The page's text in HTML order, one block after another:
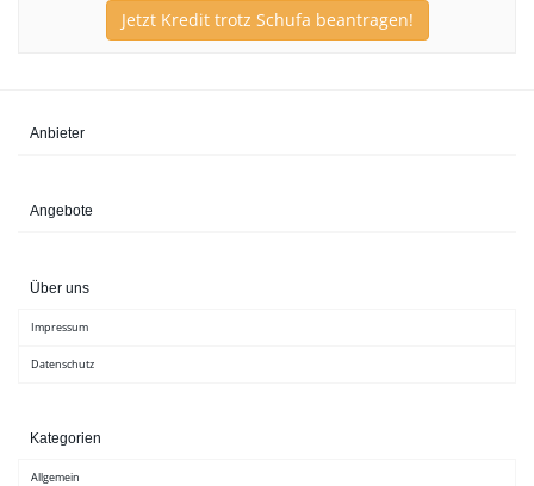
Jetzt Kredit trotz Schufa beantragen!
Anbieter
Angebote
Über uns
Impressum
Datenschutz
Kategorien
Allgemein